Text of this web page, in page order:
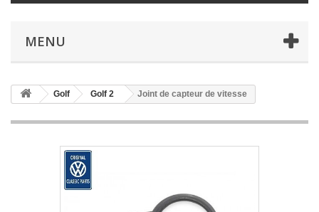
MENU
Golf Golf 2 Joint de capteur de vitesse